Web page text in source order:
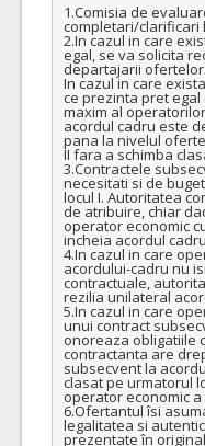
1.Comisia de
completari/
2.In cazul in care
egal, se va solicita
departajarii ofertelor.
In cazul in care
ce prezinta pret
maxim al
acordul cadru este
pana la nivelul
II fara a schimba
3.Contractele
necesitati si de
locul I. Autoritatea
de atribuire, chiar
operator economic
incheia acordul
4.In cazul in care
acordului-cadru nu
contractuale,
rezilia unilateral
5.In cazul in care
unui contract
onoreaza obligatiile
contractanta are
subsecvent la
clasat pe urmatorul
operator economic
6.Ofertantul îsi
legalitatea si
prezentate în